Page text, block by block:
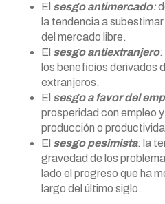
El sesgo antimercado:
la tendencia a
del mercado libre.
El sesgo antiextranjero:
los beneficios derivados
extranjeros.
El sesgo a favor del
prosperidad con empleo
producción o
El sesgo pesimista: la
gravedad de los
lado el progreso que ha
largo del último siglo.